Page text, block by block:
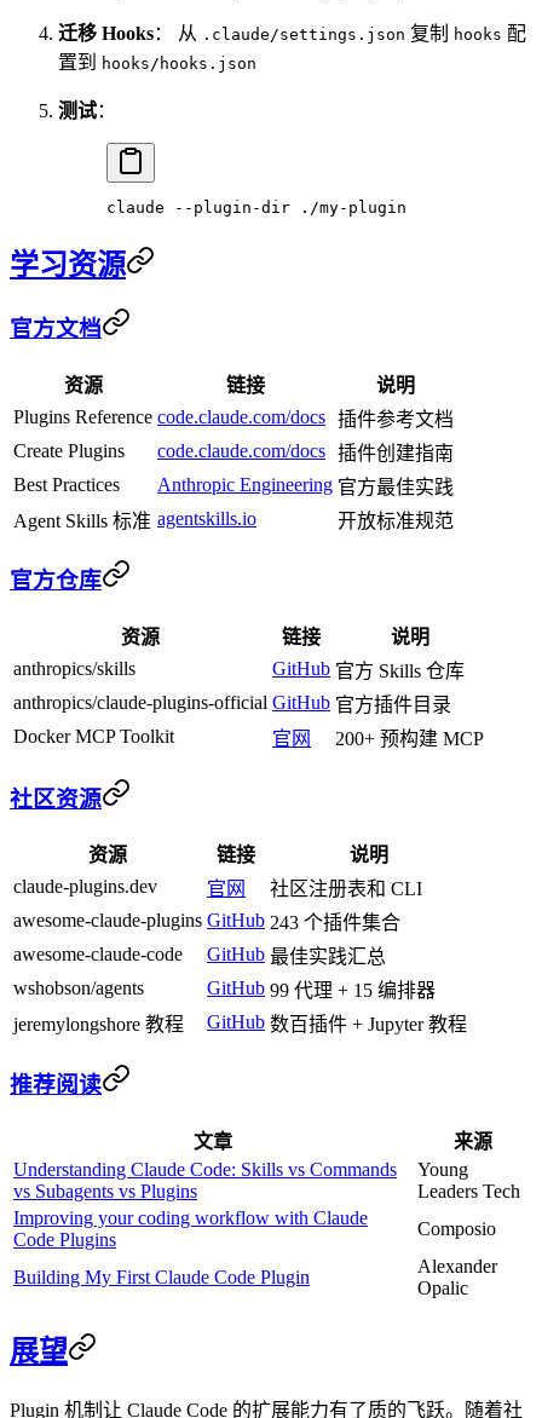
迁移 Hooks： 从 .claude/settings.json 复制 hooks 配
置到
hooks/hooks.json
测试：
claude --plugin-dir ./my-plugin
学习资源
官方文档
资源 链接
说明
Plugins Reference code.claude.com/docs 插件参考文档
Create Plugins
code.claude.com/docs 插件创建指南
Best Practices
Anthropic Engineering 官方最佳实践
Agent Skills 标准 agentskills.io 开放标准规范
官方仓库
资源 链接
说明
anthropics/skills
GitHub 官方 Skills 仓库
anthropics/claude-plugins-official GitHub 官方插件目录
Docker MCP Toolkit
官网 200+ 预构建 MCP
社区资源
资源 链接
说明
claude-plugins.dev
官网
社区注册表和 CLI
awesome-claude-plugins GitHub 243 个插件集合
awesome-claude-code
GitHub 最佳实践汇总
wshobson/agents
GitHub 99 代理 + 15 编排器
jeremylongshore 教程
GitHub 数百插件 + Jupyter 教程
推荐阅读
文章
来源
Understanding Claude Code: Skills vs Commands
vs Subagents vs Plugins
Young
Leaders Tech
Improving your coding workflow with Claude
Code Plugins
Composio
Building My First Claude Code Plugin
Alexander
Opalic
展望
Plugin 机制让 Claude Code 的扩展能力有了质的飞跃。随着社